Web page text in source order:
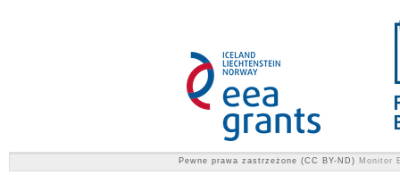
Pewne prawa zastrzeżone (CC BY-ND) Monitor